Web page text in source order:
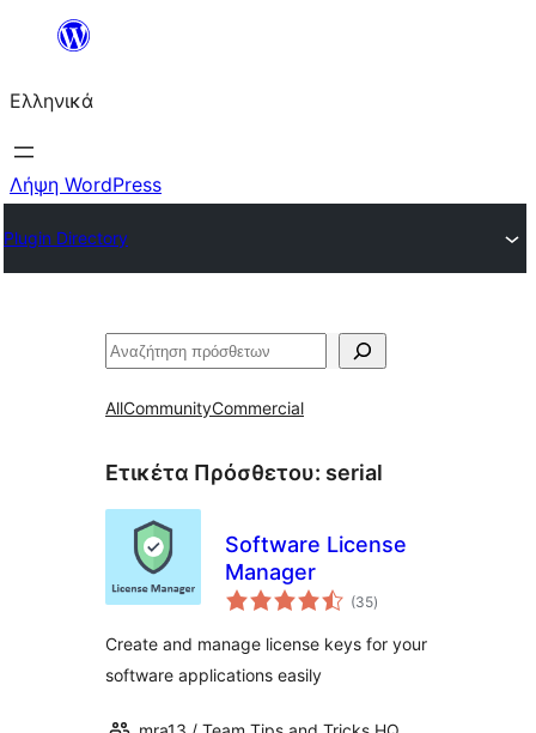
Μετάβαση
περιεχόμενο
Ελληνικά
Λήψη WordPress
Plugin Directory
Αναζήτηση
AllCommunityCommercial
Ετικέτα Πρόσθετου: serial
Software License
Manager
(35αξιολογήσεις
σύνολο
)
Create and manage license keys for your
software applications easily